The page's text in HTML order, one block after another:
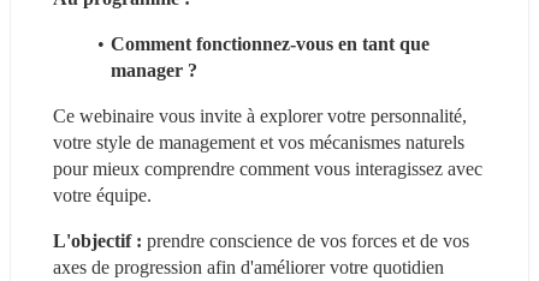
Comment fonctionnez-vous en tant que
manager ?
Ce webinaire vous invite à explorer votre personnalité,
votre style de management et vos mécanismes naturels
pour mieux comprendre comment vous interagissez avec
votre équipe.
L'objectif : prendre conscience de vos forces et de vos
axes de progression afin d'améliorer votre quotidien